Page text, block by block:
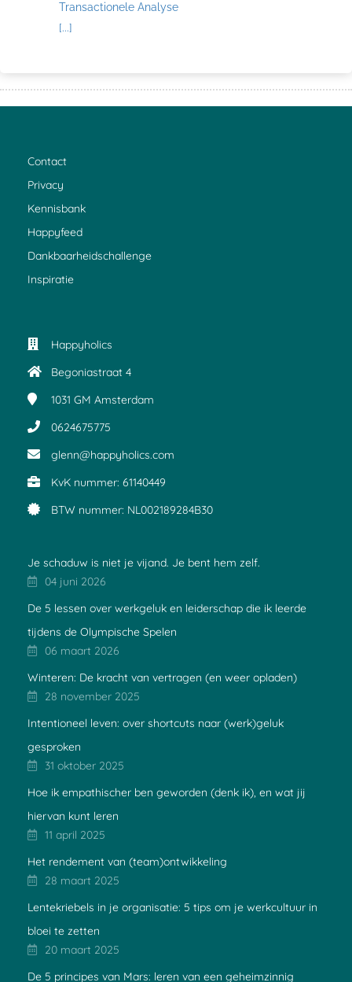
Transactionele Analyse
[...]
Contact
Privacy
Kennisbank
Happyfeed
Dankbaarheidschallenge
Inspiratie
Happyholics
Begoniastraat 4
1031 GM Amsterdam
0624675775
glenn@happyholics.com
KvK nummer: 61140449
BTW nummer: NL002189284B30
Je schaduw is niet je vijand. Je bent hem zelf.
04 juni 2026
De 5 lessen over werkgeluk en leiderschap die ik leerde
tijdens de Olympische Spelen
06 maart 2026
Winteren: De kracht van vertragen (en weer opladen)
28 november 2025
Intentioneel leven: over shortcuts naar (werk)geluk
gesproken
31 oktober 2025
Hoe ik empathischer ben geworden (denk ik), en wat jij
hiervan kunt leren
11 april 2025
Het rendement van (team)ontwikkeling
28 maart 2025
Lentekriebels in je organisatie: 5 tips om je werkcultuur in
bloei te zetten
20 maart 2025
De 5 principes van Mars: leren van een geheimzinnig